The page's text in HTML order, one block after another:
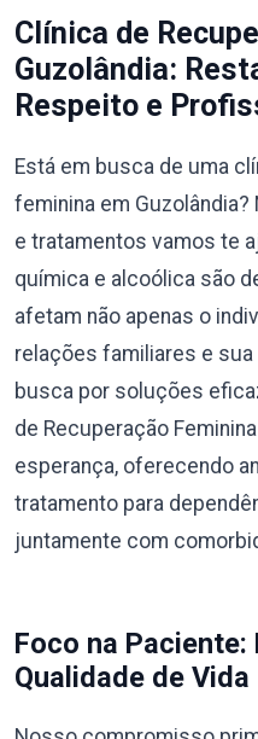
Clínica de
Guzolândia:
Respeito e
Está em busca de uma
feminina em
e tratamentos vamos te
química e alcoólica são
afetam não apenas o
relações familiares e
busca por soluções
de Recuperação
esperança, oferecendo
tratamento para
juntamente com
Foco na Paciente:
Qualidade de Vida